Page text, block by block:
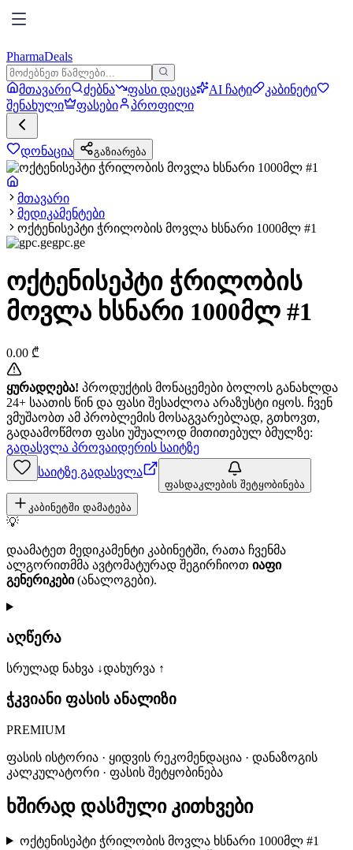
PharmaDeals
მთავარი ძებნა ფასი დაეცა AI ჩატი
კაბინეტი
შენახული
ფასები პროფილი
დონაცია გაზიარება
მთავარი
მედიკამენტები
ოქტენისეპტი ჭრილობის მოვლა ხსნარი 1000მლ #1
gpc.ge
ოქტენისეპტი ჭრილობის
მოვლა ხსნარი 1000მლ #1
0.00 ₾
ყურადღება! პროდუქტის მონაცემები ბოლოს განახლდა
24+ საათის წინ და ფასი შესაძლოა არაზუსტი იყოს. ჩვენ
ვმუშაობთ ამ პრობლემის მოსაგვარებლად, გთხოვთ,
გადაამოწმოთ ფასი უშუალოდ მითითებულ ბმულზე:
გადასვლა პროვაიდერის საიტზე
საიტზე გადასვლა
ფასდაკლების შეტყობინება
კაბინეტში დამატება
💡
დაამატეთ მედიკამენტი კაბინეტში, რათა ჩვენმა
ალგორითმმა ავტომატურად შეგირჩიოთ იაფი
გენერიკები(ანალოგები).
აღწერა
სრულად ნახვა ↓დახურვა ↑
ჭკვიანი ფასის ანალიზი
PREMIUM
ფასის ისტორია · ყიდვის რეკომენდაცია · დანაზოგის
კალკულატორი · ფასის შეტყობინება
ხშირად დასმული კითხვები
ოქტენისეპტი ჭრილობის მოვლა ხსნარი 1000მლ #1